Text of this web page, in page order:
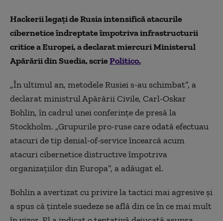
Hackerii legați de Rusia intensifică atacurile
cibernetice îndreptate împotriva infrastructurii
critice a Europei, a declarat miercuri Ministerul
Apărării din Suedia, scriePolitico.
„În ultimul an, metodele Rusiei s-au schimbat”, a
declarat ministrul Apărării Civile, Carl-Oskar
Bohlin, în cadrul unei conferințe de presă la
Stockholm. „Grupurile pro-ruse care odată efectuau
atacuri de tip denial-of-service încearcă acum
atacuri cibernetice distructive împotriva
organizațiilor din Europa”, a adăugat el.
Bohlin a avertizat cu privire la tactici mai agresive și
a spus că țintele suedeze se află din ce în ce mai mult